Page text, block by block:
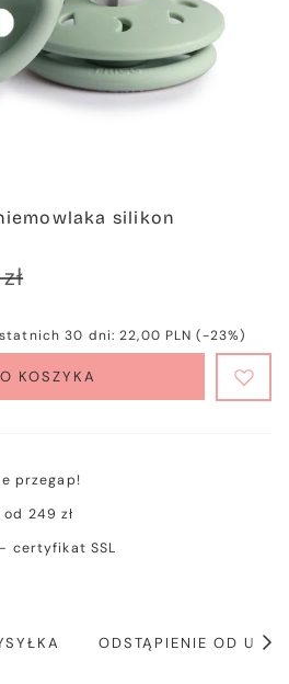
silikon
30 dni:22,00 PLN (-23%)
KOSZYKA
przegap!
249 zł
certyfikat SSL
ODSTĄPIENIE OD